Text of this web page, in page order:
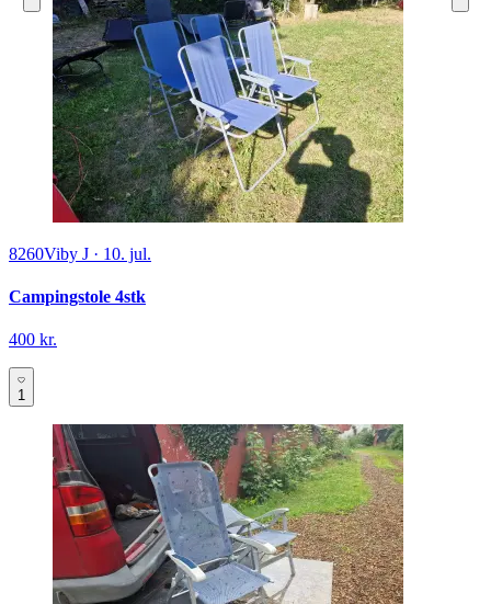
8260Viby J · 10. jul.
Campingstole 4stk
400 kr.
1